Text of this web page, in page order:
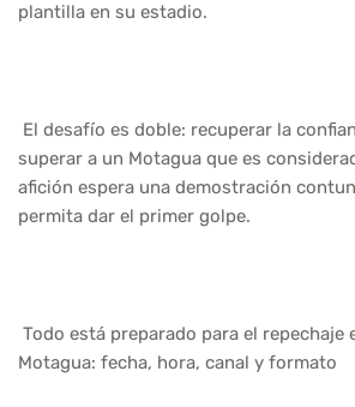
plantilla en su estadio.
El desafío es doble: recuperar la
superar a un Motagua que es
afición espera una demostración
permita dar el primer golpe.
Todo está preparado para el repechaje
Motagua: fecha, hora, canal y formato